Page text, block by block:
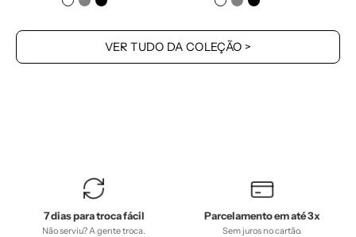
VER TUDO DA COLEÇÃO >
7 dias para troca fácil
Não serviu? A gente troca.
Parcelamento em até 3x
Sem juros no cartão.